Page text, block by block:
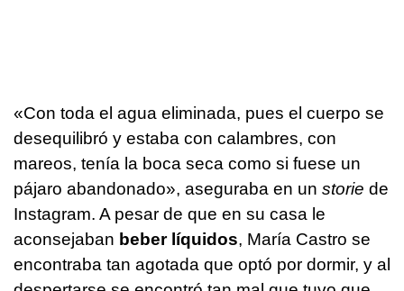
«Con toda el agua eliminada, pues el cuerpo se
desequilibró y estaba con calambres, con
mareos, tenía la boca seca como si fuese un
pájaro abandonado», aseguraba en un storie de
Instagram. A pesar de que en su casa le
aconsejaban beber líquidos, María Castro se
encontraba tan agotada que optó por dormir, y al